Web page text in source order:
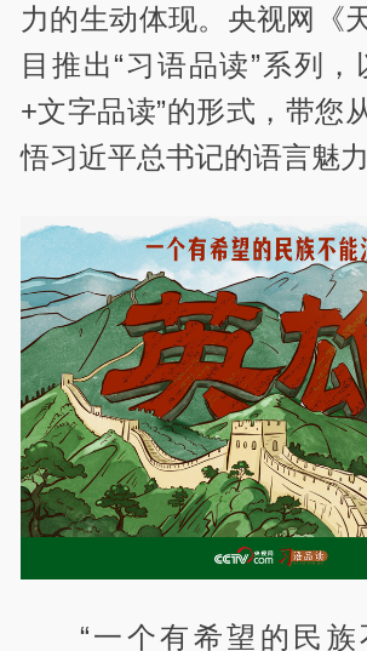
力的生动体现。央视网《
目推出“习语品读”系列，
+文字品读”的形式，带您
悟习近平总书记的语言魅力
“一个有希望的民